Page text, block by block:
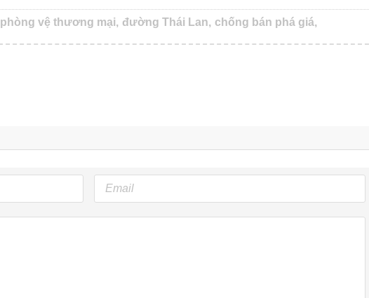
phòng vệ thương mại, đường Thái Lan, chống bán phá giá,